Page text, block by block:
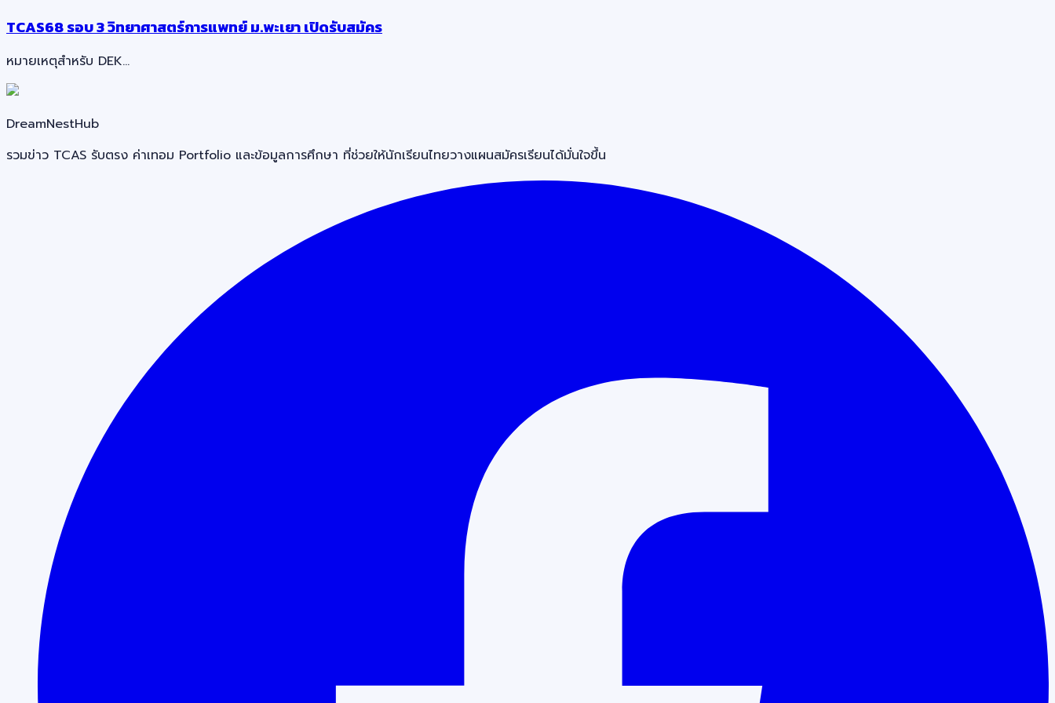
TCAS68 รอบ 3 วิทยาศาสตร์การแพทย์ ม.พะเยา เปิดรับสมัคร
หมายเหตุสำหรับ DEK…
DreamNestHub
รวมข่าว TCAS รับตรง ค่าเทอม Portfolio และข้อมูลการศึกษา ที่ช่วยให้นักเรียนไทยวางแผนสมัครเรียนได้มั่นใจขึ้น